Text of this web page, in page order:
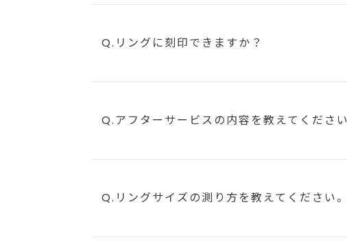
Q.リングに刻印できますか？
Q.アフターサービスの内容を教えてください
Q.リングサイズの測り方を教えてください。